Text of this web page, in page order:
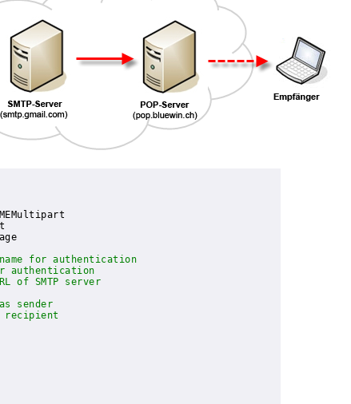
for authentication
authentication
of SMTP server
sender
recipient